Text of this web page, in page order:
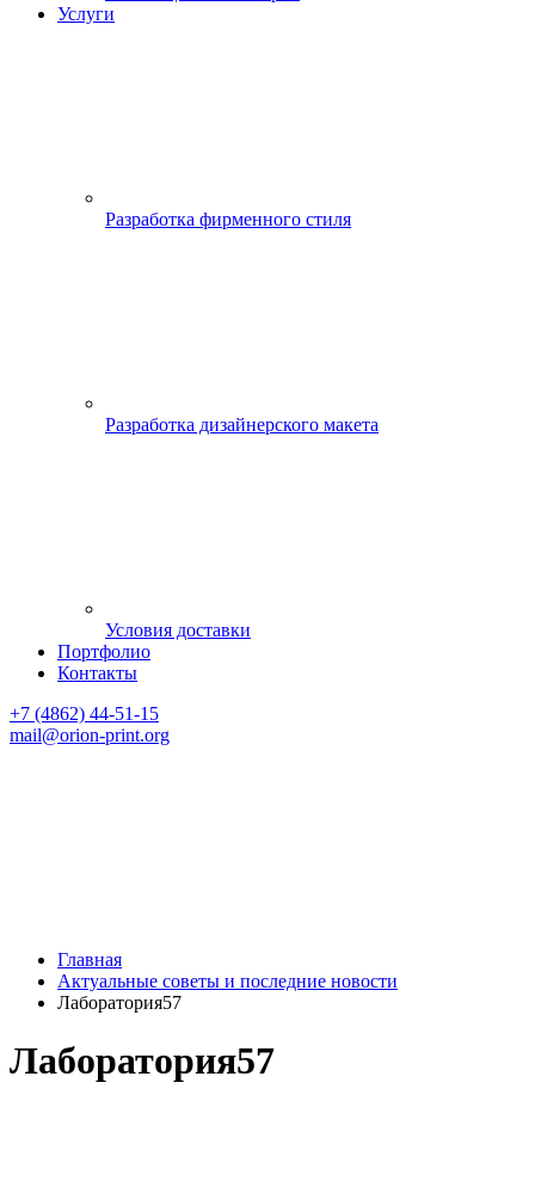
Услуги
Разработка фирменного стиля
Разработка дизайнерского макета
Условия доставки
Портфолио
Контакты
+7 (4862) 44-51-15
mail@orion-print.org
Главная
Актуальные советы и последние новости
Лаборатория57
Лаборатория57